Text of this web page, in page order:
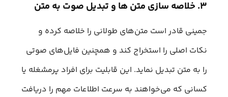
۳. خلاصه سازی متن ها و تبدیل صوت به متن
جمینی قادر است متن‌های طولانی را خلاصه کرده و
نکات اصلی را استخراج کند و همچنین فایل‌های صوتی
را به متن تبدیل نماید. این قابلیت برای افراد پرمشغله یا
کسانی که می‌خواهند به سرعت اطلاعات مهم را دریافت